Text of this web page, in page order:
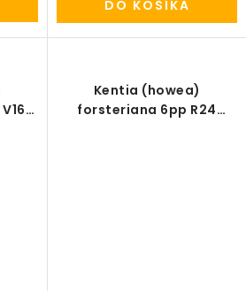
DO KOŠÍKA
Kentia (howea)
forsteriana 6pp R24